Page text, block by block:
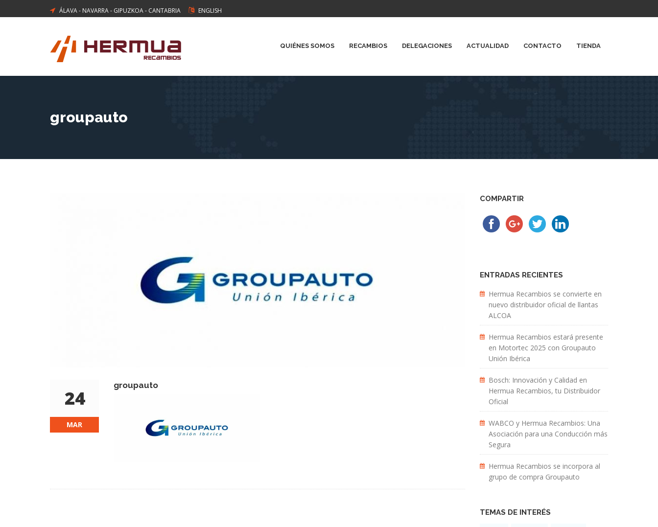
ÁLAVA- NAVARRA- GIPUZKOA- CANTABRIA ENGLISH
QUIÉNES SOMOS RECAMBIOS DELEGACIONES ACTUALIDAD CONTACTO TIENDA
groupauto
24
MAR
groupauto
COMPARTIR
ENTRADAS RECIENTES
Hermua Recambios se convierte en
nuevo distribuidor oficial de llantas
ALCOA
Hermua Recambios estará presente
en Motortec 2025 con Groupauto
Unión Ibérica
Bosch: Innovación y Calidad en
Hermua Recambios, tu Distribuidor
Oficial
WABCO y Hermua Recambios: Una
Asociación para una Conducción más
Segura
Hermua Recambios se incorpora al
grupo de compra Groupauto
TEMAS DE INTERÉS